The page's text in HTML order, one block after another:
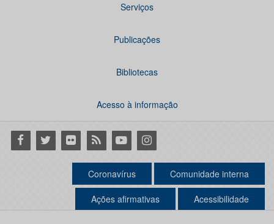
Serviços
Publicações
Bibliotecas
Acesso à informação
Facebook
Twitter Flickr RSS YoutubeInstagram
Coronavírus Comunidade interna
Ações afirmativas Acessibilidade